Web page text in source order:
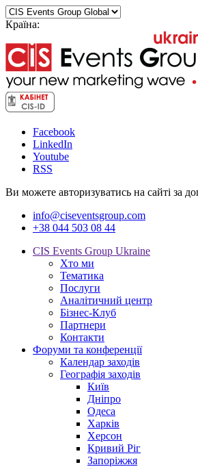
Країна:
Facebook
LinkedIn
Youtube
RSS
Ви можете авторизуватись на сайті за
info@ciseventsgroup.com
+38 044 503 08 44
CIS Events Group Ukraine
Хто ми
Тематика
Послуги
Аналітичний центр
Бізнес-Клуб
Партнери
Контакти
Форуми та конференції
Календар заходів
Географія заходів
Київ
Дніпро
Одеса
Харків
Херсон
Кривий Ріг
Запоріжжя